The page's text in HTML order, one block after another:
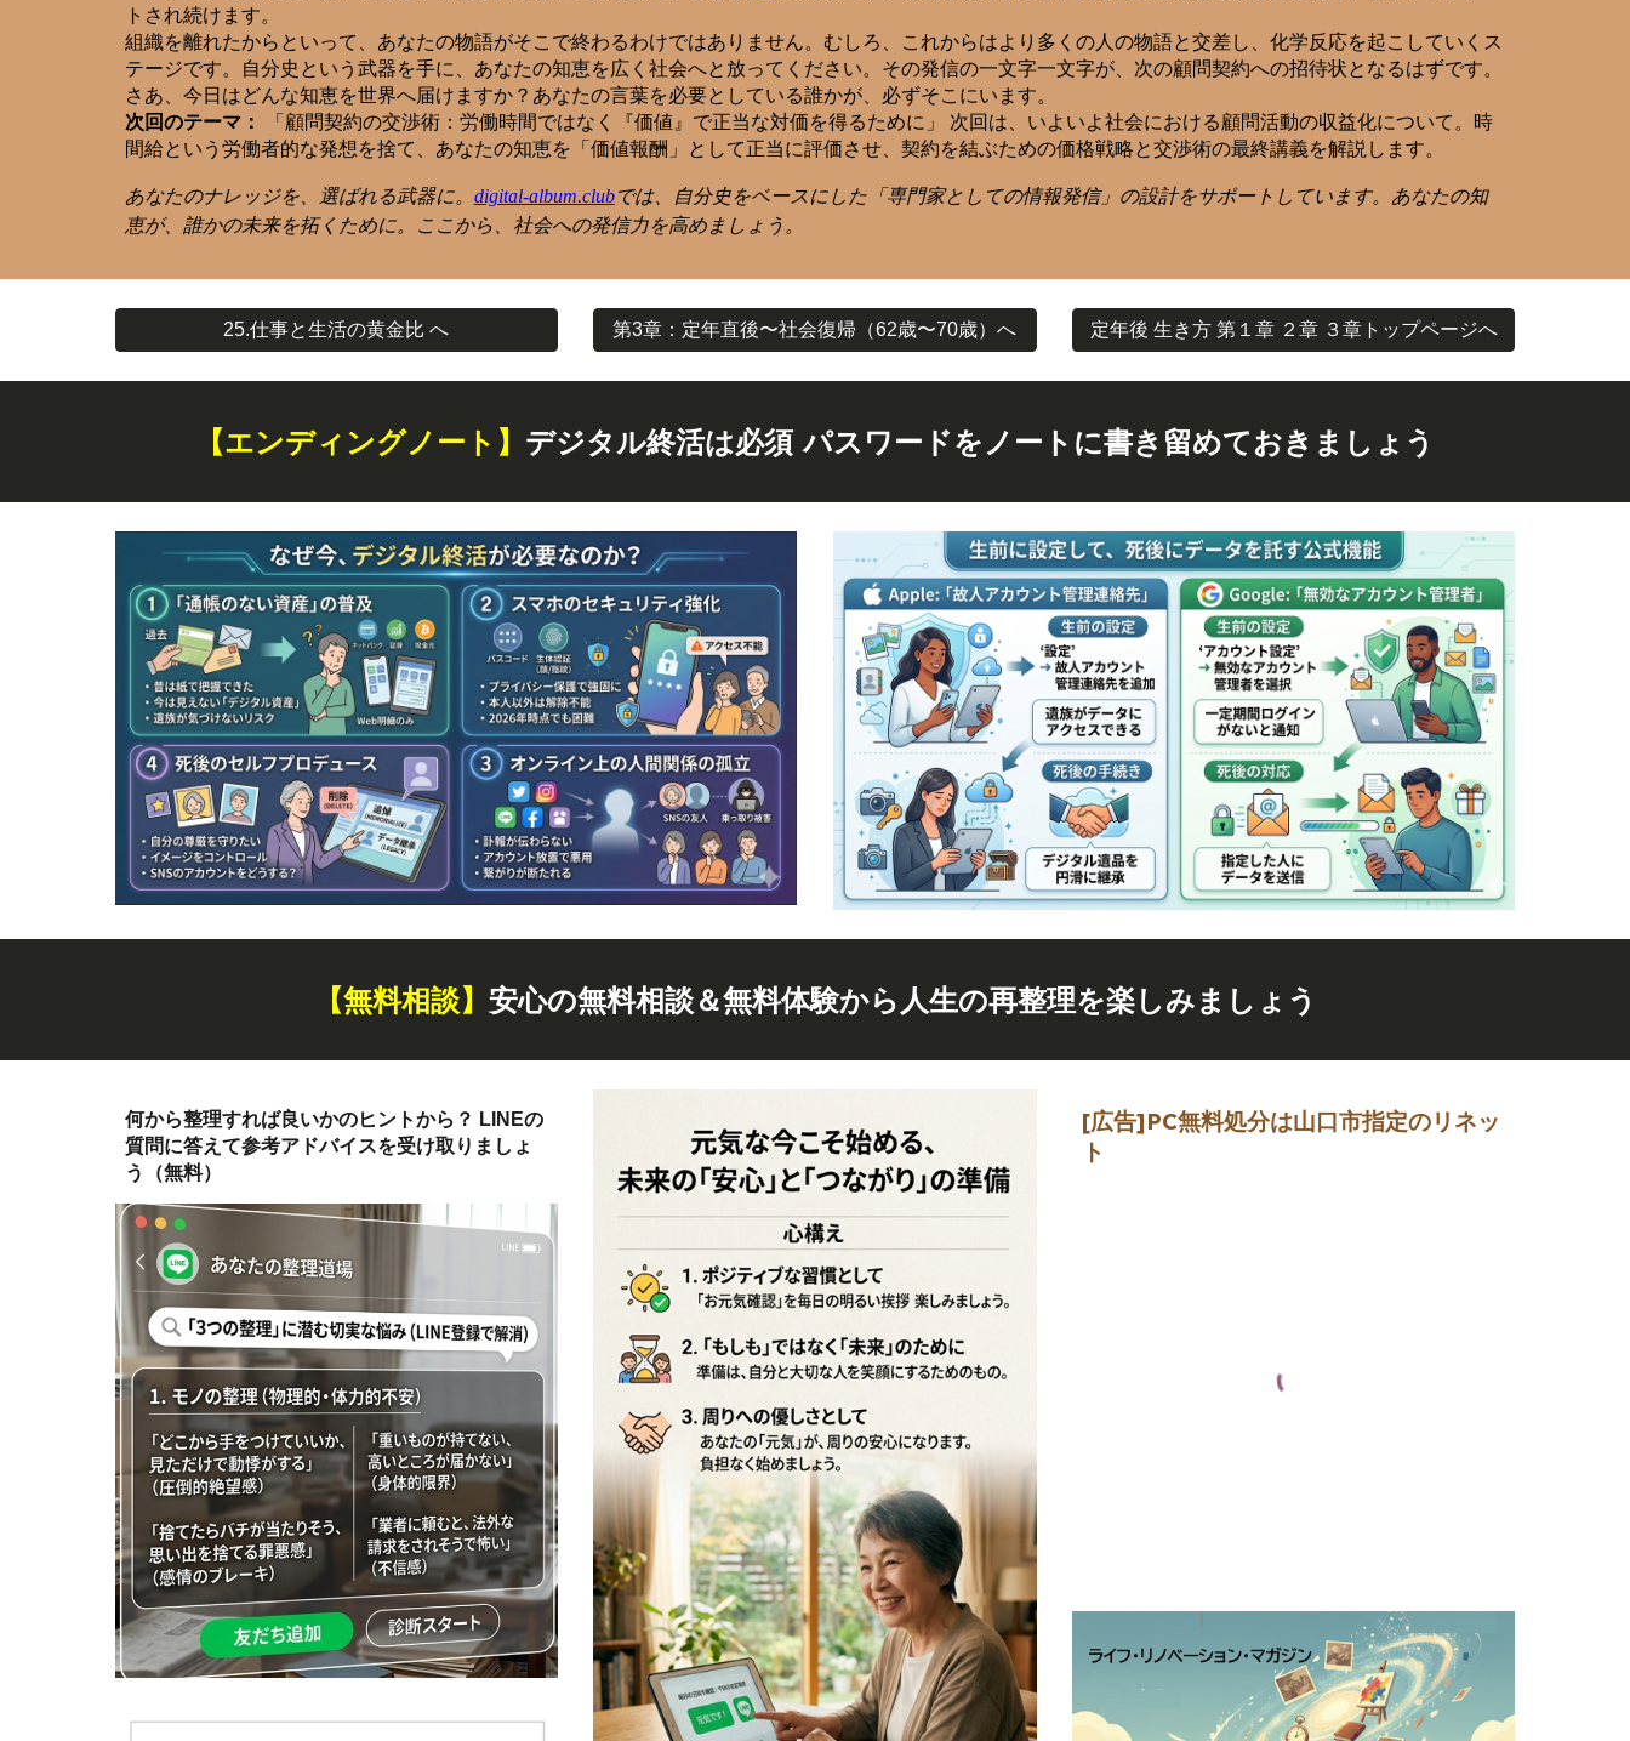
トされ続けます。
組織を離れたからといって、あなたの物語がそこで終わるわけではありません。むしろ、これからはより多くの人の物語と交差し、化学反応を起こしていくス
テージです。自分史という武器を手に、あなたの知恵を広く社会へと放ってください。その発信の一文字一文字が、次の顧問契約への招待状となるはずです。
さあ、今日はどんな知恵を世界へ届けますか？あなたの言葉を必要としている誰かが、必ずそこにいます。
次回のテーマ：
「顧問契約の交渉術：労働時間ではなく『価値』で正当な対価を得るために」 次回は、いよいよ社会における顧問活動の収益化について。時
間給という労働者的な発想を捨て、あなたの知恵を「価値報酬」として正当に評価させ、契約を結ぶための価格戦略と交渉術の最終講義を解説します。
あなたのナレッジを、選ばれる武器に。 digital-album.clubでは、自分史をベースにした「専門家としての情報発信」の設計をサポートしています。あなたの知
恵が、誰かの未来を拓くために。ここから、社会への発信力を高めましょう。
25.仕事と生活の黄金比 へ 第3章：定年直後〜社会復帰（62歳〜70歳）へ 定年後 生き方 第１章 ２章 ３章トップページへ
【エンディングノート】 デジタル終活は必須 パスワードをノートに書き留めておきましょう
【無料相談】 安心の無料相談＆無料体験から人生の再整理を楽しみましょう
何から整理すれば良いかのヒントから？ LINEの
質問に答えて参考アドバイスを受け取りましょ
う（無料）
[広告]PC無料処分は山口市指定のリネッ
ト